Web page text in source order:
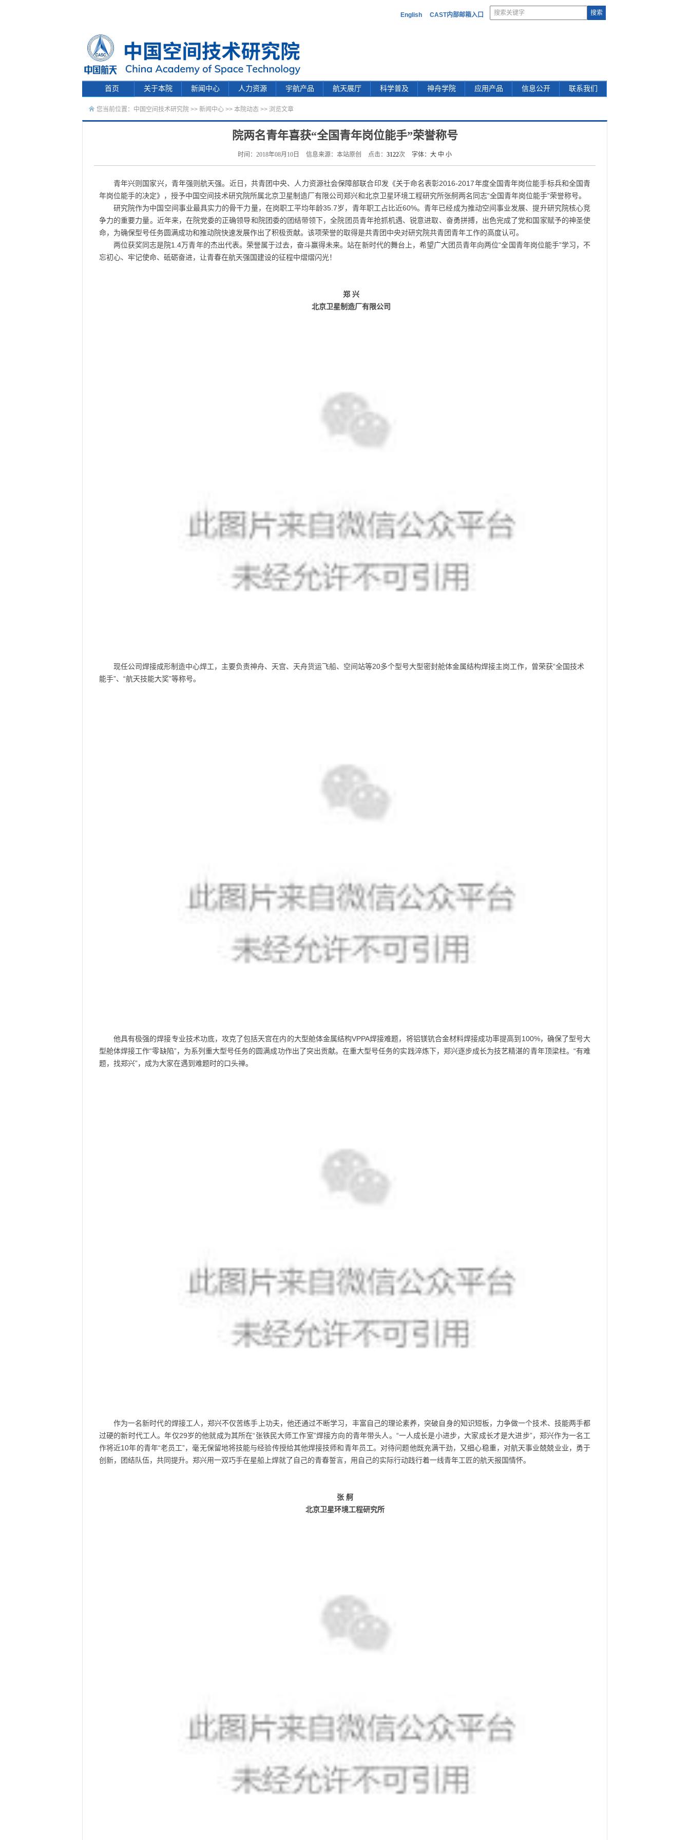
English CAST内部邮箱入口
首页 关于本院 新闻中心 人力资源 宇航产品 航天展厅 科学普及 神舟学院 应用产品 信息公开 联系我们
您当前位置： 中国空间技术研究院 >> 新闻中心 >> 本院动态 >> 浏览文章
院两名青年喜获“全国青年岗位能手”荣誉称号
时间：2018年08月10日 信息来源：本站原创 点击： 3122次 字体： 大 中 小
青年兴则国家兴，青年强则航天强。近日，共青团中央、人力资源社会保障部联合印发《关于命名表彰2016-2017年度全国青年岗位能手标兵和全国青
年岗位能手的决定》，授予中国空间技术研究院所属北京卫星制造厂有限公司郑兴和北京卫星环境工程研究所张舸两名同志“全国青年岗位能手”荣誉称号。
研究院作为中国空间事业最具实力的骨干力量，在岗职工平均年龄35.7岁，青年职工占比近60%。青年已经成为推动空间事业发展、提升研究院核心竞
争力的重要力量。近年来，在院党委的正确领导和院团委的团结带领下，全院团员青年抢抓机遇、锐意进取、奋勇拼搏，出色完成了党和国家赋予的神圣使
命，为确保型号任务圆满成功和推动院快速发展作出了积极贡献。该项荣誉的取得是共青团中央对研究院共青团青年工作的高度认可。
两位获奖同志是院1.4万青年的杰出代表。荣誉属于过去，奋斗赢得未来。站在新时代的舞台上，希望广大团员青年向两位“全国青年岗位能手”学习，不
忘初心、牢记使命、砥砺奋进，让青春在航天强国建设的征程中熠熠闪光！
郑 兴
北京卫星制造厂有限公司
现任公司焊接成形制造中心焊工，主要负责神舟、天宫、天舟货运飞船、空间站等20多个型号大型密封舱体金属结构焊接主岗工作，曾荣获“全国技术
能手”、“航天技能大奖”等称号。
他具有极强的焊接专业技术功底，攻克了包括天宫在内的大型舱体金属结构VPPA焊接难题，将铝镁钪合金材料焊接成功率提高到100%，确保了型号大
型舱体焊接工作“零缺陷”，为系列重大型号任务的圆满成功作出了突出贡献。在重大型号任务的实践淬炼下，郑兴逐步成长为技艺精湛的青年顶梁柱。“有难
题，找郑兴”，成为大家在遇到难题时的口头禅。
作为一名新时代的焊接工人，郑兴不仅苦练手上功夫，他还通过不断学习，丰富自己的理论素养，突破自身的知识短板，力争做一个技术、技能两手都
过硬的新时代工人。年仅29岁的他就成为其所在“张铁民大师工作室”焊接方向的青年带头人。“一人成长是小进步，大家成长才是大进步”，郑兴作为一名工
作将近10年的青年“老员工”，毫无保留地将技能与经验传授给其他焊接技师和青年员工。对待问题他既充满干劲，又细心稳重，对航天事业兢兢业业，勇于
创新，团结队伍，共同提升。郑兴用一双巧手在星船上焊就了自己的青春誓言，用自己的实际行动践行着一线青年工匠的航天报国情怀。
张 舸
北京卫星环境工程研究所